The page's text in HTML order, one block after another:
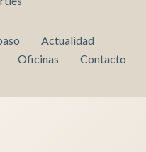
Actualidad
Oficinas Contacto